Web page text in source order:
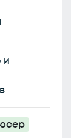
и